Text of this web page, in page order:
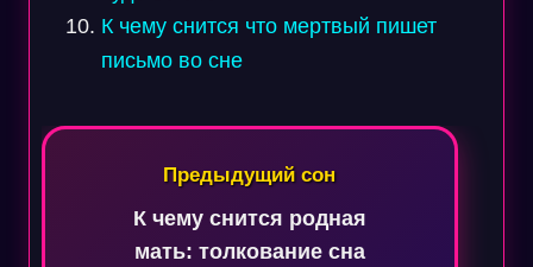
К чему снится что мертвый пишет
письмо во сне
Навигация
записям
Предыдущий сон
К чему снится родная
мать: толкование сна